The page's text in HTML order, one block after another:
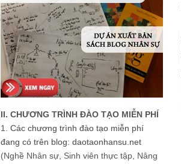
II. CHƯƠNG TRÌNH ĐÀO TẠO MIỄN PHÍ
1. Các chương trình đào tạo miễn phí
đang có trên blog: daotaonhansu.net
(Nghề Nhân sự, Sinh viên thực tập, Nâng